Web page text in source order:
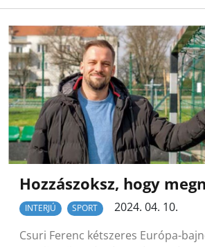
Hozzászoksz, hogy
INTERJÚ SPORT
2024. 04. 10.
Csuri Ferenc kétszeres Európa-